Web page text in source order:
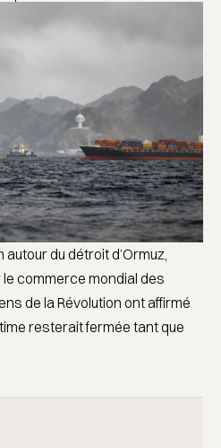
du détroit d’Ormuz,
commerce mondial des
de la Révolution ont affirmé
resterait fermée tant que